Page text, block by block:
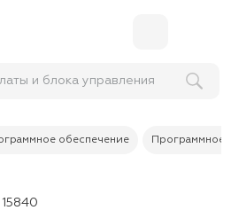
и блока управления
обеспечение Программное
15840